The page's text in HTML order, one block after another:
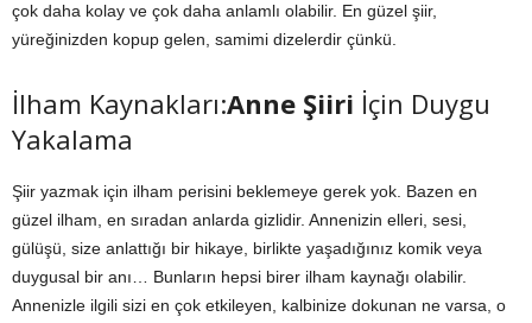
çok daha kolay ve çok daha anlamlı olabilir. En güzel şiir,
yüreğinizden kopup gelen, samimi dizelerdir çünkü.
İlham Kaynakları:Anne Şiiri İçin Duygu
Yakalama
Şiir yazmak için ilham perisini beklemeye gerek yok. Bazen en
güzel ilham, en sıradan anlarda gizlidir. Annenizin elleri, sesi,
gülüşü, size anlattığı bir hikaye, birlikte yaşadığınız komik veya
duygusal bir anı… Bunların hepsi birer ilham kaynağı olabilir.
Annenizle ilgili sizi en çok etkileyen, kalbinize dokunan ne varsa, o